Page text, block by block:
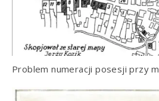
Problem numeracji posesji przy